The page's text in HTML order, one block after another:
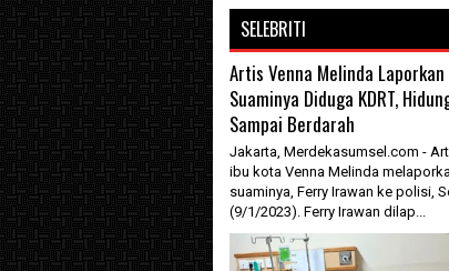
SELEBRITI
Artis Venna Melinda Laporkan
Suaminya Diduga KDRT,
Sampai Berdarah
Jakarta, Merdekasumsel.com -
ibu kota Venna Melinda
suaminya, Ferry Irawan ke polisi,
(9/1/2023). Ferry Irawan dilap...